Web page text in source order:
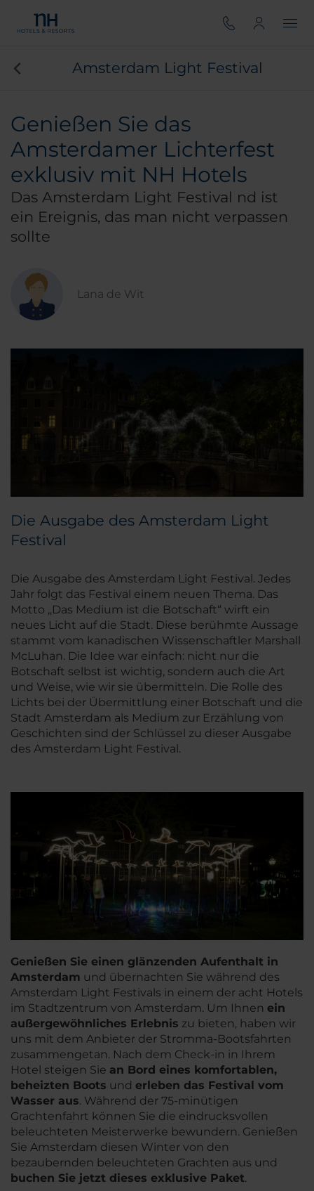
Amsterdam Light Festival
Genießen Sie das
Amsterdamer Lichterfest
exklusiv mit NH Hotels
Das Amsterdam Light Festival nd ist
ein Ereignis, das man nicht verpassen
sollte
Lana de Wit
Die Ausgabe des Amsterdam Light
Festival
Die Ausgabe des Amsterdam Light Festival. Jedes
Jahr folgt das Festival einem neuen Thema. Das
Motto „Das Medium ist die Botschaft“ wirft ein
neues Licht auf die Stadt. Diese berühmte Aussage
stammt vom kanadischen Wissenschaftler Marshall
McLuhan. Die Idee war einfach: nicht nur die
Botschaft selbst ist wichtig, sondern auch die Art
und Weise, wie wir sie übermitteln. Die Rolle des
Lichts bei der Übermittlung einer Botschaft und die
Stadt Amsterdam als Medium zur Erzählung von
Geschichten sind der Schlüssel zu dieser Ausgabe
des Amsterdam Light Festival.
Genießen Sie einen glänzenden Aufenthalt in
Amsterdam und übernachten Sie während des
Amsterdam Light Festivals in einem der acht Hotels
im Stadtzentrum von Amsterdam. Um Ihnen ein
außergewöhnliches Erlebnis zu bieten, haben wir
uns mit dem Anbieter der Stromma-Bootsfahrten
zusammengetan. Nach dem Check-in in Ihrem
Hotel steigen Sie an Bord eines komfortablen,
beheizten Boots und erleben das Festival vom
Wasser aus. Während der 75-minütigen
Grachtenfahrt können Sie die eindrucksvollen
beleuchteten Meisterwerke bewundern. Genießen
Sie Amsterdam diesen Winter von den
bezaubernden beleuchteten Grachten aus und
buchen Sie jetzt dieses exklusive Paket.